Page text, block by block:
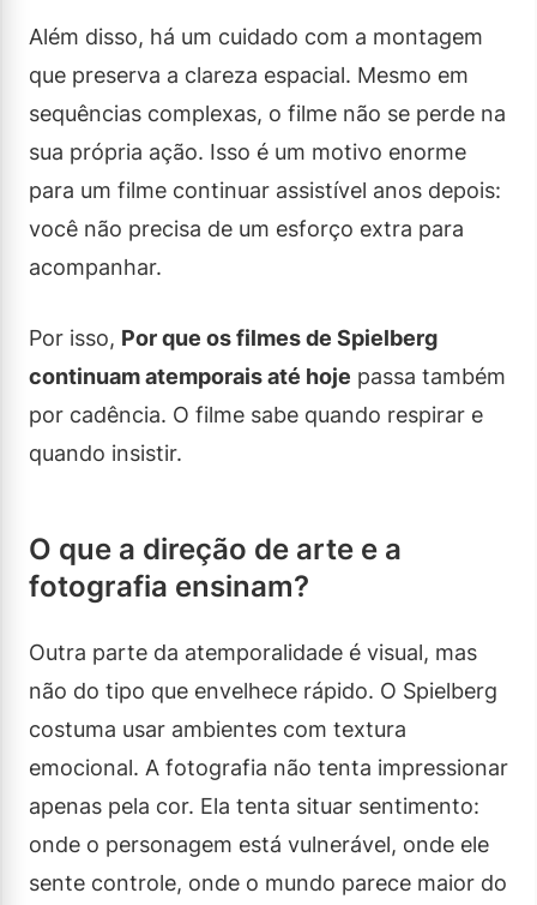
Além disso, há um cuidado com a montagem
que preserva a clareza espacial. Mesmo em
sequências complexas, o filme não se perde na
sua própria ação. Isso é um motivo enorme
para um filme continuar assistível anos depois:
você não precisa de um esforço extra para
acompanhar.
Por isso, Por que os filmes de Spielberg
continuam atemporais até hoje passa também
por cadência. O filme sabe quando respirar e
quando insistir.
O que a direção de arte e a
fotografia ensinam?
Outra parte da atemporalidade é visual, mas
não do tipo que envelhece rápido. O Spielberg
costuma usar ambientes com textura
emocional. A fotografia não tenta impressionar
apenas pela cor. Ela tenta situar sentimento:
onde o personagem está vulnerável, onde ele
sente controle, onde o mundo parece maior do